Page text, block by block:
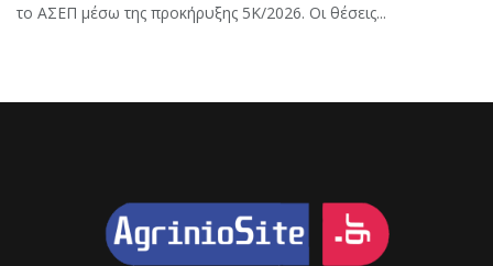
το ΑΣΕΠ μέσω της προκήρυξης 5Κ/2026. Οι θέσεις...